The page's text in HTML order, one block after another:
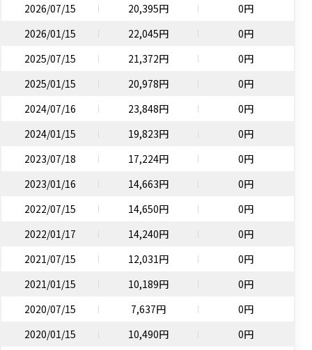
2026/07/15
20,395円
0円
2026/01/15
22,045円
0円
2025/07/15
21,372円
0円
2025/01/15
20,978円
0円
2024/07/16
23,848円
0円
2024/01/15
19,823円
0円
2023/07/18
17,224円
0円
2023/01/16
14,663円
0円
2022/07/15
14,650円
0円
2022/01/17
14,240円
0円
2021/07/15
12,031円
0円
2021/01/15
10,189円
0円
2020/07/15
7,637円
0円
2020/01/15
10,490円
0円